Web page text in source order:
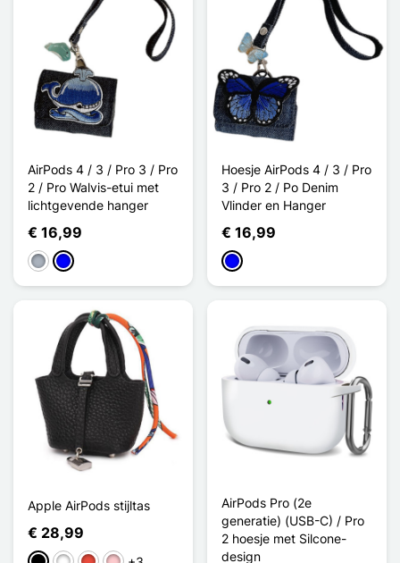
AirPods 4 / 3 / Pro 3 / Pro
2 / Pro Walvis-etui met
lichtgevende hanger
€ 16,99
GrijsBlauw
Hoesje AirPods 4 / 3 / Pro
3 / Pro 2 / Po Denim
Vlinder en Hanger
€ 16,99
Blauw
Apple AirPods stijltas
€ 28,99
AirPods Pro (2e
generatie) (USB-C) / Pro
2 hoesje met Silcone-
design